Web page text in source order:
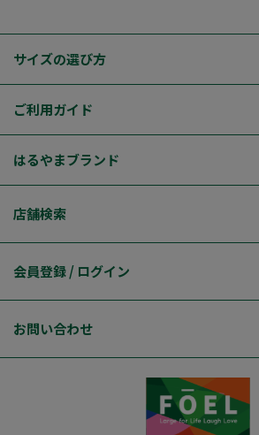
サイズの選び方
ご利用ガイド
はるやまブランド
店舗検索
会員登録 / ログイン
お問い合わせ